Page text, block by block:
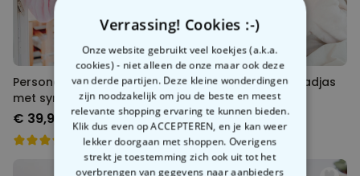
Personaliseerbare badjas
met symbool en tekst
€ 39,99
Personaliseerbare badjas
college style
€ 39,99
Verrassing! Cookies :-)
Onze website gebruikt veel koekjes (a.k.a.
cookies) - niet alleen de onze maar ook deze
van derde partijen. Deze kleine wonderdingen
zijn noodzakelijk om jou de beste en meest
relevante shopping ervaring te kunnen bieden.
Klik dus even op ACCEPTEREN, en je kan weer
lekker doorgaan met shoppen. Overigens
strekt je toestemming zich ook uit tot het
overbrengen van gegevens naar aanbieders